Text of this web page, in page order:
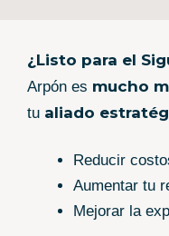
¿Listo para el
Arpón es mucho
tu aliado
Reducir
Aumentar tu
Mejorar la